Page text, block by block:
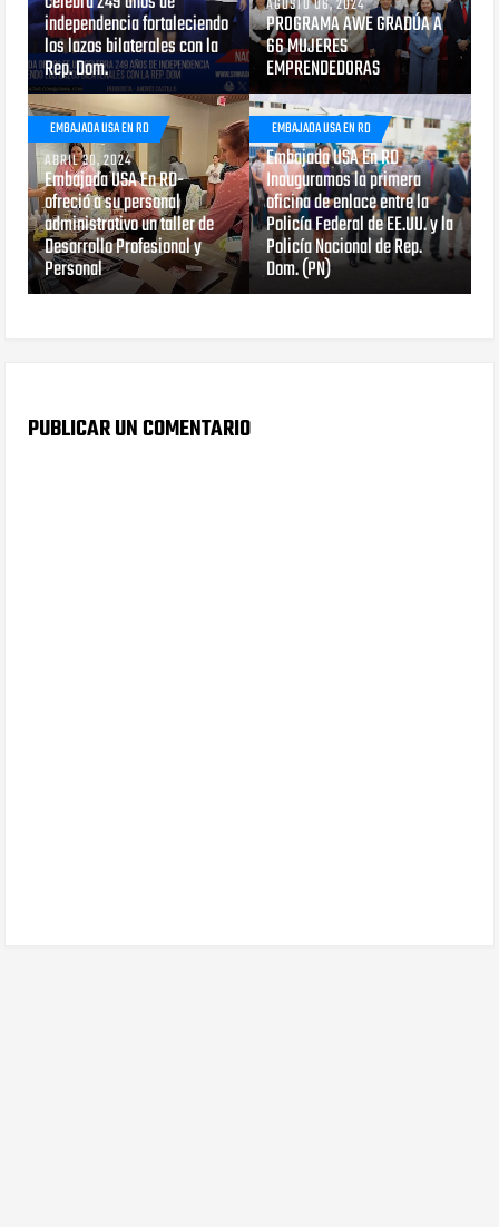
independencia fortaleciendo
los lazos bilaterales con la
Rep. Dom.
PROGRAMA AWE GRADÚA A
66 MUJERES
EMPRENDEDORAS
EMBAJADA USA EN RD
ABRIL 30, 2024
Embajada USA En RD-
ofreció a su personal
administrativo un taller de
Desarrollo Profesional y
Personal
EMBAJADA USA EN RD
ABRIL 18, 2024
Embajada USA En RD
Inauguramos la primera
oficina de enlace entre la
Policía Federal de EE.UU. y la
Policía Nacional de Rep.
Dom. (PN)
PUBLICAR UN COMENTARIO